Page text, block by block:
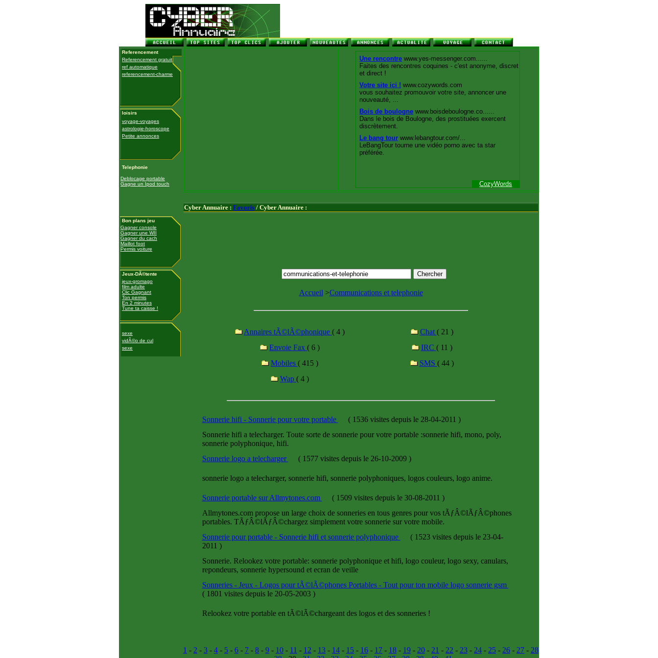
Referencement
Referencement gratuit
ref automatique
referencement-charme
loisirs
voyage-voyages
astrologie-horoscope
Petite annonces
Telephonie
Deblocage portable
Gagne un Ipod touch
Bon plans jeu
Gagner console
Gagner une WII
Gagner du cach
Maillot foot
Permis voiture
Jeux-DÃ©tente
jeux-gromago
film adulte
Clic Gagnant
Ton permis
En 2 minutes
Tune ta caisse !
sexe
vidÃ©o de cul
sexe
Cyber Annuaire : Favoris / Cyber Annuaire :
Accueil >Communications et telephonie
Annaires tÃ©lÃ©phonique ( 4 ) Chat ( 21 )
Envoie Fax ( 6 ) IRC ( 11 )
Mobiles ( 415 ) SMS ( 44 )
Wap ( 4 )
Sonnerie hifi - Sonnerie pour votre portable (1536 visites depuis le 28-04-2011 )
Sonnerie hifi a telecharger. Toute sorte de sonnerie pour votre portable :sonnerie hifi, mono, poly,
sonnerie polyphonique, hifi.
Sonnerie logo a telecharger
(1577 visites depuis le 26-10-2009 )
sonnerie logo a telecharger, sonnerie hifi, sonnerie polyphoniques, logos couleurs, logo anime.
Sonnerie portable sur Allmytones.com (1509 visites depuis le 30-08-2011 )
Allmytones.com propose un large choix de sonneries en tous genres pour vos tÃƒÂ©lÃƒÂ©phones
portables. TÃƒÂ©lÃƒÂ©chargez simplement votre sonnerie sur votre mobile.
Sonnerie pour portable - Sonnerie hifi et sonnerie polyphonique
(1523 visites depuis le 23-04-
2011 )
Sonnerie. Relookez votre portable: sonnerie polyphonique et hifi, logo couleur, logo sexy, canulars,
repondeurs, sonnerie hypersound et ecran de veille
Sonneries - Jeux - Logos pour tÃ©lÃ©phones Portables - Tout pour ton mobile logo sonnerie gsm
(1801 visites depuis le 20-05-2003 )
Relookez votre portable en tÃ©lÃ©chargeant des logos et des sonneries !
1 - 2 - 3 - 4 - 5 - 6 - 7 - 8 - 9 - 10 - 11 - 12 - 13 - 14 - 15 - 16 - 17 - 18 - 19 - 20 - 21 - 22 - 23 - 24 - 25 - 26 - 27 - 28